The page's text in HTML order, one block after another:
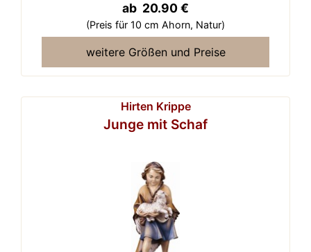
ab 20.90 €
(Preis für 10 cm Ahorn, Natur)
weitere Größen und Preise
Hirten Krippe
Junge mit Schaf